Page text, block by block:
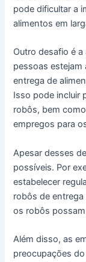
pode dificultar a
alimentos em
Outro desafio é
pessoas estejam
entrega de
Isso pode incluir
robôs, bem
empregos para
Apesar desses
possíveis. Por
estabelecer
robôs de
os robôs
Além disso, as
preocupações